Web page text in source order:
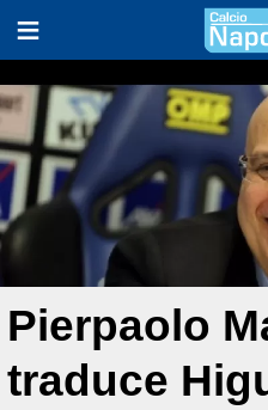
Pierpaolo
traduce